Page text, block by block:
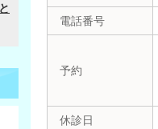
電話番号
予約
休診日